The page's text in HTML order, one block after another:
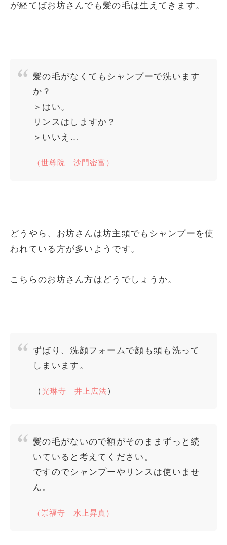
が経てばお坊さんでも髪の毛は生えてきます。
髪の毛がなくてもシャンプーで洗います
か？
＞はい。
リンスはしますか？
＞いいえ…
（世尊院 沙門密富）
どうやら、お坊さんは坊主頭でもシャンプーを使
われている方が多いようです。
こちらのお坊さん方はどうでしょうか。
ずばり、洗顔フォームで顔も頭も洗って
しまいます。
（光琳寺 井上広法）
髪の毛がないので額がそのままずっと続
いていると考えてください。
ですのでシャンプーやリンスは使いませ
ん。
（崇福寺 水上昇真）